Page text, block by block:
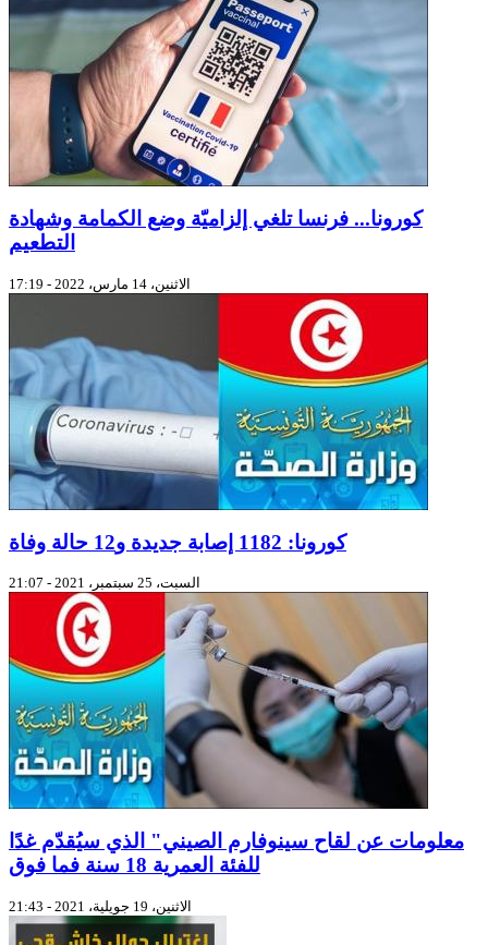
كورونا... فرنسا تلغي إلزاميّة وضع الكمامة وشهادة
التطعيم
الاثنين، 14 مارس، 2022 - 17:19
كورونا: 1182 إصابة جديدة و12 حالة وفاة
السبت، 25 سبتمبر، 2021 - 21:07
معلومات عن لقاح سينوفارم الصيني" الذي سيُقدّم غدًا
للفئة العمرية 18 سنة فما فوق
الاثنين، 19 جويلية، 2021 - 21:43